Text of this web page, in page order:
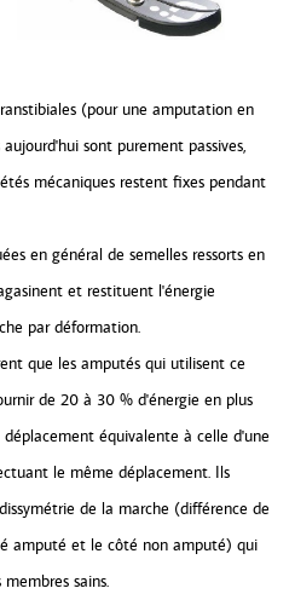
(pour une amputation en
sont purement passives,
mécaniques restent fixes pendant
en général de semelles ressorts en
et restituent l'énergie
par déformation.
que les amputés qui utilisent ce
de 20 à 30 % d'énergie en plus
équivalente à celle d'une
le même déplacement. Ils
de la marche (différence de
amputé et le côté non amputé) qui
sains.